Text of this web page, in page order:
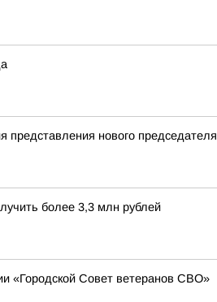
представления нового председателя
более 3,3 млн рублей
«Городской Совет ветеранов СВО»